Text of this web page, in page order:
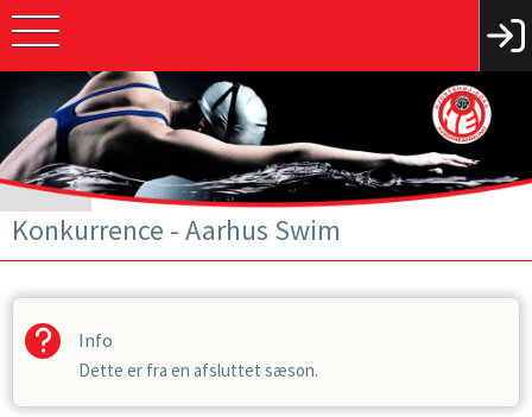
Konkurrence - Aarhus Swim
Info
Dette er fra en afsluttet sæson.